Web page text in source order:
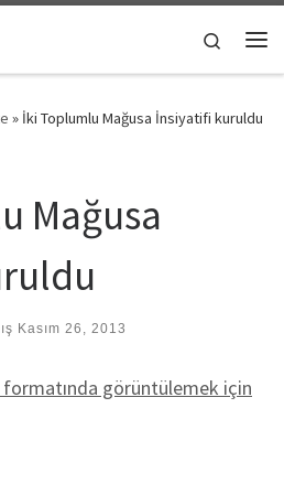
Search
» İki Toplumlu Mağusa İnsiyatifi kuruldu
Mağusa
Kasım 26, 2013
formatında görüntülemek için